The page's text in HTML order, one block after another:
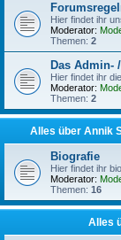
Hier findet ihr
Moderator:
Themen: 2
Das Admin-
Hier findet ihr
Moderator:
Themen: 2
Alles über Annik
Biografie
Hier findet ihr
Moderator:
Themen: 16
Alles